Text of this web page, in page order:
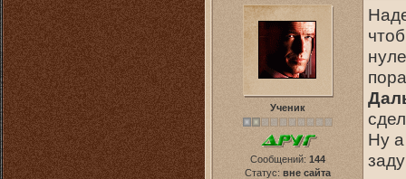
Ученик
Сообщений: 144
Статус: вне сайта
Ну